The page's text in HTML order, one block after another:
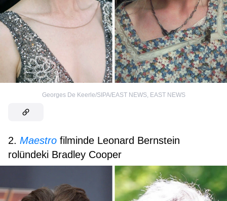
Georges De Keerle/SIPA/EAST NEWS, EAST NEWS
2. Maestro filminde Leonard Bernstein
rolündeki Bradley Cooper